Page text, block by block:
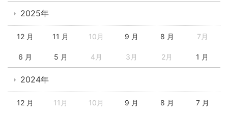
2025年
12 月 11 月 10月 9 月 8 月 7月
6 月 5 月 4月 3月 2月 1 月
2024年
12 月 11月 10月 9 月 8 月 7 月